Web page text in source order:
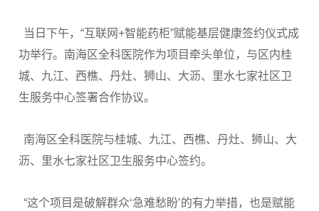
当日下午，“互联网+智能药柜”赋能基层健康签约仪式成
功举行。南海区全科医院作为项目牵头单位，与区内桂
城、九江、西樵、丹灶、狮山、大沥、里水七家社区卫
生服务中心签署合作协议。
南海区全科医院与桂城、九江、西樵、丹灶、狮山、大
沥、里水七家社区卫生服务中心签约。
“这个项目是破解群众‘急难愁盼’的有力举措，也是赋能